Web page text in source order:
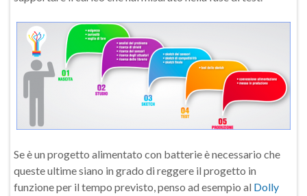
Se è un progetto alimentato con batterie è necessario che
queste ultime siano in grado di reggere il progetto in
funzione per il tempo previsto, penso ad esempio al Dolly